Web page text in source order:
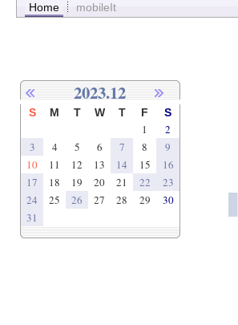
Home mobileIt
2023.12
S M T W T F S
1
2
3
4 5 6 7 8
9
10
11 12 13 14 15
16
17
18 19 20 21 22
23
24
25 26 27 28 29
30
31